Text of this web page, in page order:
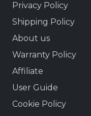
Privacy Policy
Shipping Policy
About us
Warranty Policy
Affiliate
User Guide
Cookie Policy